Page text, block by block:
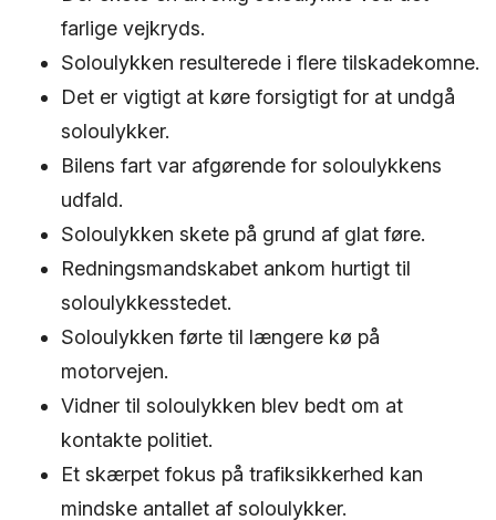
farlige vejkryds.
Soloulykken resulterede i flere tilskadekomne.
Det er vigtigt at køre forsigtigt for at undgå
soloulykker.
Bilens fart var afgørende for soloulykkens
udfald.
Soloulykken skete på grund af glat føre.
Redningsmandskabet ankom hurtigt til
soloulykkesstedet.
Soloulykken førte til længere kø på
motorvejen.
Vidner til soloulykken blev bedt om at
kontakte politiet.
Et skærpet fokus på trafiksikkerhed kan
mindske antallet af soloulykker.